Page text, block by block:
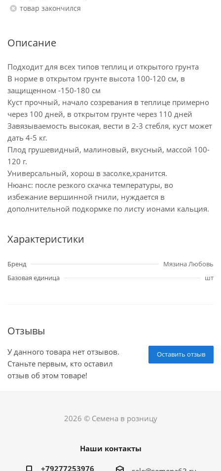
Товар закончился
Описание
Подходит для всех типов теплиц и открытого грунта
В норме в открытом грунте высота 100-120 см, в
защищенном -150-180 см
Куст прочный, начало созревания в теплице примерно
через 100 дней, в открытом грунте через 110 дней
Завязываемость высокая, вести в 2-3 стебля, куст может
дать 4-5 кг.
Плод грушевидный, малиновый, вкусный, массой 100-
120 г.
Универсальный, хорош в засолке,хранится.
Нюанс: после резкого скачка температуры, во
избежание вершинной гнили, нуждается в
дополнительной подкормке по листу ионами кальция.
Характеристики
Бренд
Мязина Любовь
Базовая единица
шт
Отзывы
Оставить отзыв
У данного товара нет отзывов.
Станьте первым, кто оставил
отзыв об этом товаре!
2026 © Семена в розницу
Наши контакты
+79277253976